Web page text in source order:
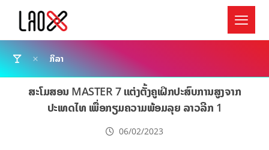
ກິລາ
ສະໂມສອນ MASTER 7 ແຕ່ງຕັ້ງຄູເຝິກປະສົບການສູງຈາກ
ປະເທດໄທ ເພື່ອກຽມຄວາມພ້ອມລຸຍ ລາວລີກ 1
06/02/2023